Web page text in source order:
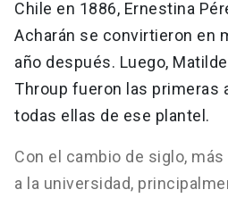
Chile en 1886, Ernestina
Acharán se convirtieron en
año después. Luego,
Throup fueron las primeras
todas ellas de ese plantel.
Con el cambio de siglo,
a la universidad,